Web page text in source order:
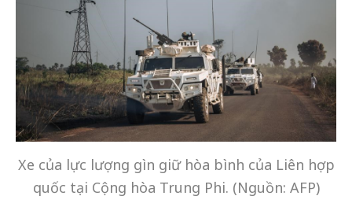
Xe của lực lượng gìn giữ hòa bình của Liên hợp
quốc tại Cộng hòa Trung Phi. (Nguồn: AFP)